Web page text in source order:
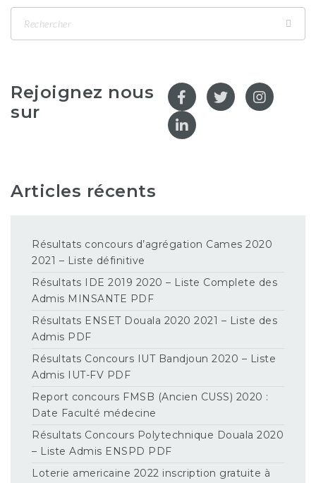
Rejoignez nous
sur
Articles récents
Résultats concours d’agrégation Cames 2020
2021 – Liste définitive
Résultats IDE 2019 2020 – Liste Complete des
Admis MINSANTE PDF
Résultats ENSET Douala 2020 2021 – Liste des
Admis PDF
Résultats Concours IUT Bandjoun 2020 – Liste
Admis IUT-FV PDF
Report concours FMSB (Ancien CUSS) 2020 :
Date Faculté médecine
Résultats Concours Polytechnique Douala 2020
– Liste Admis ENSPD PDF
Loterie americaine 2022 inscription gratuite à